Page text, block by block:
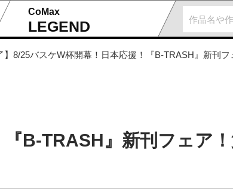
CoMax
LEGEND
】8/25バスケW杯開幕！日本応援！『B-TRASH』新刊
B-TRASH』新刊フェア